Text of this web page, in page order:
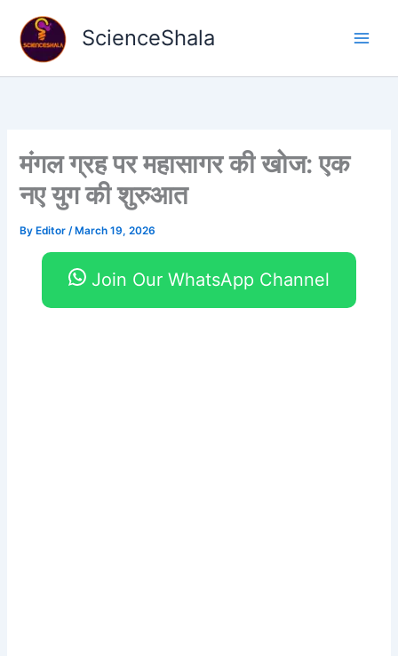
content
ScienceShala
मंगल ग्रह पर महासागर की खोज: एक
नए युग की शुरुआत
By Editor/ March 19, 2026
Join Our WhatsApp Channel